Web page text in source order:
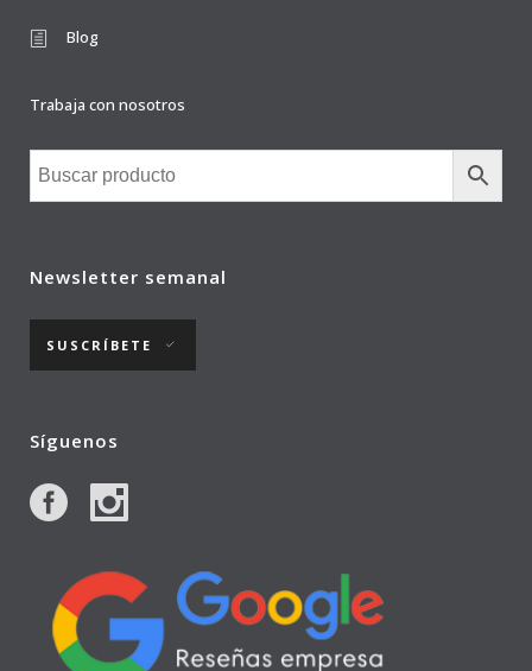
Blog
Trabaja con nosotros
Newsletter semanal
SUSCRÍBETE
Síguenos